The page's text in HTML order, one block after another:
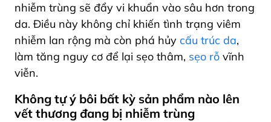
nhiễm trùng sẽ đẩy vi khuẩn vào sâu hơn trong
da. Điều này không chỉ khiến tình trạng viêm
nhiễm lan rộng mà còn phá hủy cấu trúc da,
làm tăng nguy cơ để lại sẹo thâm, sẹo rỗ vĩnh
viễn.
Không tự ý bôi bất kỳ sản phẩm nào lên
vết thương đang bị nhiễm trùng